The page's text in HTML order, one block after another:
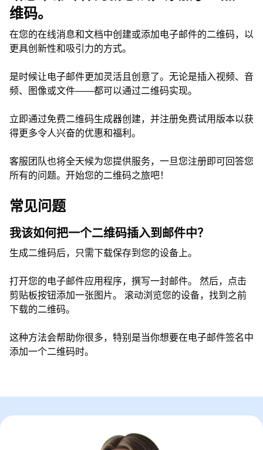
维码。
在您的在线消息和文档中创建或添加电子邮件的二维码，以
更具创新性和吸引力的方式。
是时候让电子邮件更加灵活且创意了。无论是插入视频、音
频、图像或文件——都可以通过二维码实现。
立即通过免费二维码生成器创建，并注册免费试用版本以获
得更多令人兴奋的优惠和福利。
客服团队也将全天候为您提供服务，一旦您注册即可回答您
所有的问题。开始您的二维码之旅吧！
常见问题
我该如何把一个二维码插入到邮件中？
生成二维码后，只需下载保存到您的设备上。
打开您的电子邮件应用程序，撰写一封邮件。 然后，点击
剪贴板按钮添加一张图片。 滚动浏览您的设备，找到之前
下载的二维码。
这种方法会帮助你很多，特别是当你想要在电子邮件签名中
添加一个二维码时。